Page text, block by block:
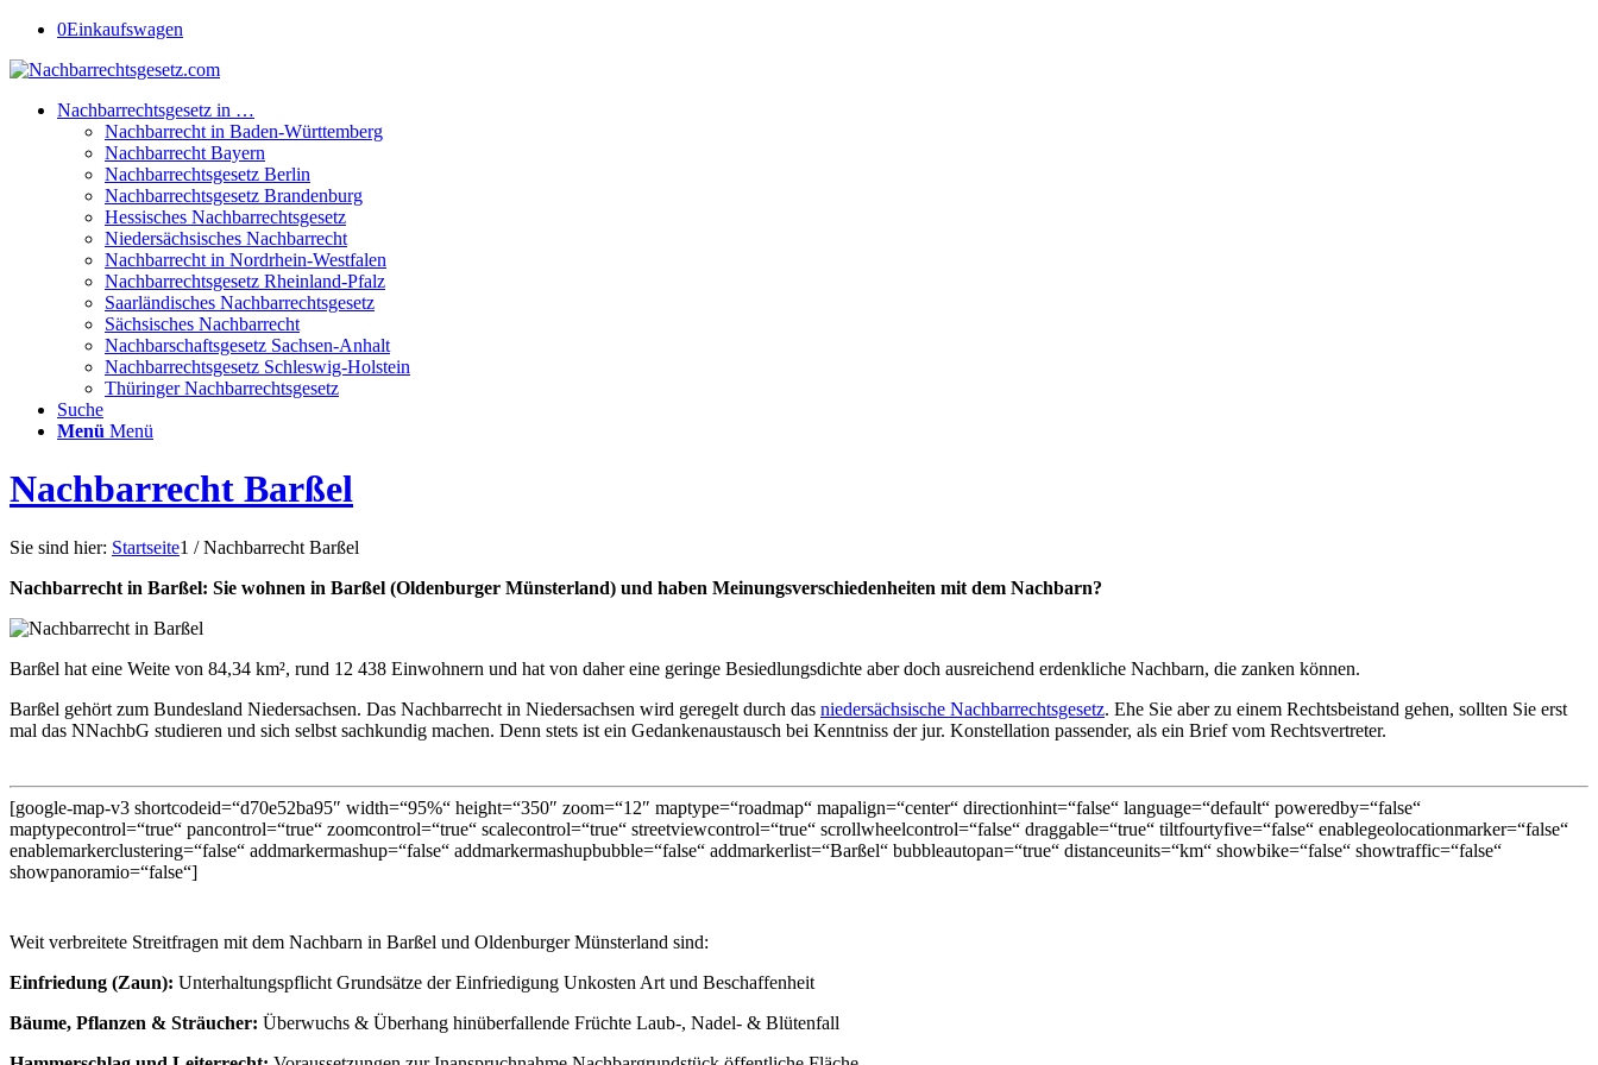
0Einkaufswagen
Nachbarrechtsgesetz in …
Nachbarrecht in Baden-Württemberg
Nachbarrecht Bayern
Nachbarrechtsgesetz Berlin
Nachbarrechtsgesetz Brandenburg
Hessisches Nachbarrechtsgesetz
Niedersächsisches Nachbarrecht
Nachbarrecht in Nordrhein-Westfalen
Nachbarrechtsgesetz Rheinland-Pfalz
Saarländisches Nachbarrechtsgesetz
Sächsisches Nachbarrecht
Nachbarschaftsgesetz Sachsen-Anhalt
Nachbarrechtsgesetz Schleswig-Holstein
Thüringer Nachbarrechtsgesetz
Suche
Menü Menü
Nachbarrecht Barßel
Sie sind hier: Startseite1 / Nachbarrecht Barßel
Nachbarrecht in Barßel: Sie wohnen in Barßel (Oldenburger Münsterland) und haben Meinungsverschiedenheiten mit dem Nachbarn?
Barßel hat eine Weite von 84,34 km², rund 12 438 Einwohnern und hat von daher eine geringe Besiedlungsdichte aber doch ausreichend erdenkliche Nachbarn, die zanken können.
Barßel gehört zum Bundesland Niedersachsen. Das Nachbarrecht in Niedersachsen wird geregelt durch das niedersächsische Nachbarrechtsgesetz. Ehe Sie aber zu einem Rechtsbeistand gehen, sollten Sie erst
mal das NNachbG studieren und sich selbst sachkundig machen. Denn stets ist ein Gedankenaustausch bei Kenntniss der jur. Konstellation passender, als ein Brief vom Rechtsvertreter.
[google-map-v3 shortcodeid=“d70e52ba95″ width=“95%“ height=“350″ zoom=“12″ maptype=“roadmap“ mapalign=“center“ directionhint=“false“ language=“default“ poweredby=“false“
maptypecontrol=“true“ pancontrol=“true“ zoomcontrol=“true“ scalecontrol=“true“ streetviewcontrol=“true“ scrollwheelcontrol=“false“ draggable=“true“ tiltfourtyfive=“false“ enablegeolocationmarker=“false“
enablemarkerclustering=“false“ addmarkermashup=“false“ addmarkermashupbubble=“false“ addmarkerlist=“Barßel“ bubbleautopan=“true“ distanceunits=“km“ showbike=“false“ showtraffic=“false“
showpanoramio=“false“]
Weit verbreitete Streitfragen mit dem Nachbarn in Barßel und Oldenburger Münsterland sind:
Einfriedung (Zaun): Unterhaltungspflicht Grundsätze der Einfriedigung Unkosten Art und Beschaffenheit
Bäume, Pflanzen & Sträucher: Überwuchs & Überhang hinüberfallende Früchte Laub-, Nadel- & Blütenfall